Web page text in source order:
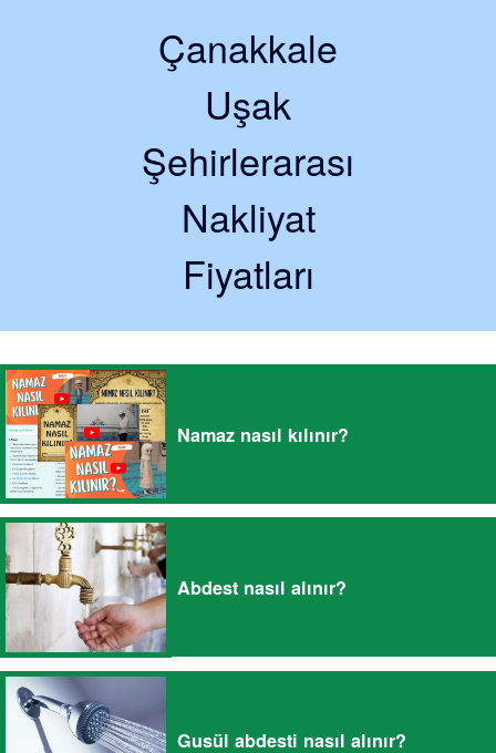
Çanakkale
Uşak
Şehirlerarası
Nakliyat
Fiyatları
Namaz nasıl kılınır?
Abdest nasıl alınır?
Gusül abdesti nasıl alınır?